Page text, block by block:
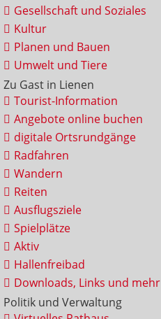
Gesellschaft und Soziales
Kultur
Planen und Bauen
Umwelt und Tiere
Zu Gast in Lienen
Tourist-Information
Angebote online buchen
digitale Ortsrundgänge
Radfahren
Wandern
Reiten
Ausflugsziele
Spielplätze
Aktiv
Hallenfreibad
Downloads, Links und mehr
Politik und Verwaltung